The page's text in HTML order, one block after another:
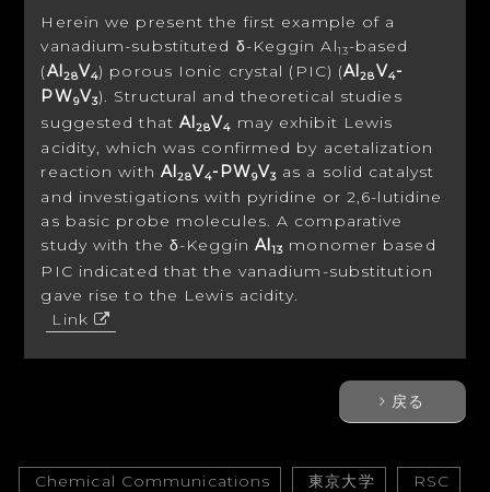
Herein we present the first example of a
vanadium-substituted δ-Keggin Al13-based
(Al28V4) porous Ionic crystal (PIC) (Al28V4-
PW9V3). Structural and theoretical studies
suggested that Al28V4
may exhibit Lewis
acidity, which was confirmed by acetalization
reaction with Al28V4-PW9V3 as a solid catalyst
and investigations with pyridine or 2,6-lutidine
as basic probe molecules. A comparative
study with the δ-Keggin Al13 monomer based
PIC indicated that the vanadium-substitution
gave rise to the Lewis acidity.
Link
戻る
Chemical Communications 東京大学
RSC